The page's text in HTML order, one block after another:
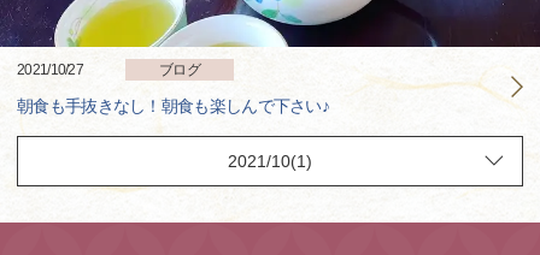
2021/10/27 ブログ
朝食も手抜きなし！朝食も楽しんで下さい♪